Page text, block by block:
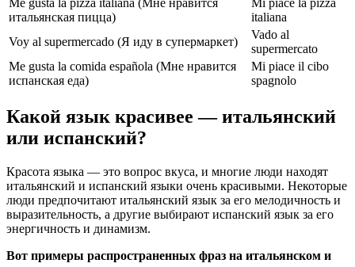
Me gusta la pizza italiana (Мне нравится
итальянская пицца)
Mi piace la pizza
italiana
Voy al supermercado (Я иду в супермаркет)
Vado al
supermercato
Me gusta la comida española (Мне нравится
испанская еда)
Mi piace il cibo
spagnolo
Какой язык красивее — итальянский
или испанский?
Красота языка — это вопрос вкуса, и многие люди находят
итальянский и испанский языки очень красивыми. Некоторые
люди предпочитают итальянский язык за его мелодичность и
выразительность, а другие выбирают испанский язык за его
энергичность и динамизм.
Вот примеры распространенных фраз на итальянском и